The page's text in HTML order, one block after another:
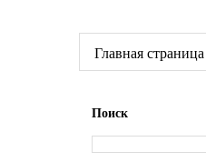
Главная страница
Поиск